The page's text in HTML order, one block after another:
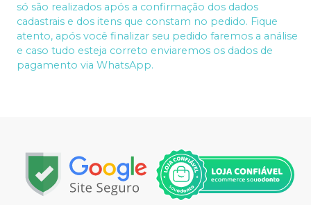
só são realizados após a confirmação dos dados
cadastrais e dos itens que constam no pedido. Fique
atento, após você finalizar seu pedido faremos a análise
e caso tudo esteja correto enviaremos os dados de
pagamento via WhatsApp.